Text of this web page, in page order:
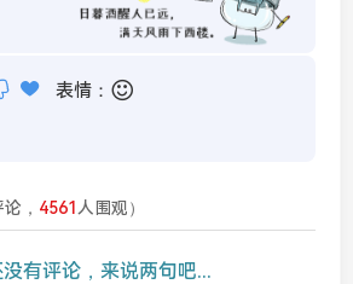
表情：
， 4561 人围观）
有评论，来说两句吧...